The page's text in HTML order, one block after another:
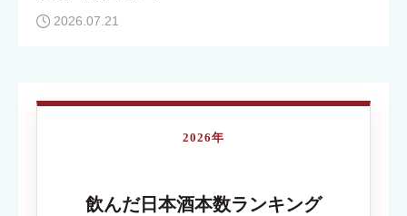
2026.07.21
2026年
飲んだ日本酒本数ランキング